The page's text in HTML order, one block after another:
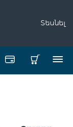
Տեսնել